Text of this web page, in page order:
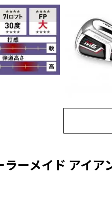
ラーメイド アイア